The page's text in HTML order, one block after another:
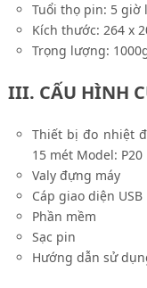
Tuổi thọ pin: 5 giờ
Kích thước: 264 x
Trọng lượng:
III. CẤU HÌNH
Thiết bị đo nhiệt
15 mét Model: P20
Valy đựng máy
Cáp giao diện USB
Phần mềm
Sạc pin
Hướng dẫn sử